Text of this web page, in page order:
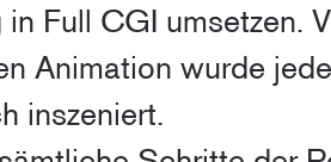
Full CGI umsetzen.
Animation wurde
inszeniert.